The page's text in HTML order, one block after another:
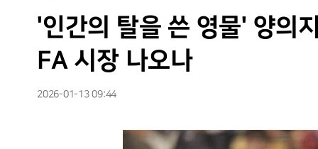
'인간의 탈을 쓴 영물' 양의
FA 시장 나오나
2026-01-13 09:44